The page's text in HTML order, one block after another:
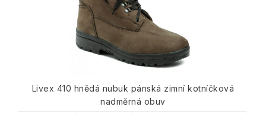
Livex 410 hnědá nubuk pánská zimní kotníčková
nadměrná obuv